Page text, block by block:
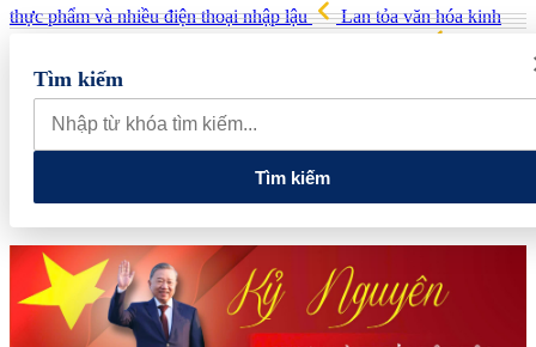
thực phẩm và nhiều điện thoại nhập lậu
Lan tỏa văn hóa kinh
các cửa hàng rau củ quả sạch tại Hà Nội
đến nâng cao năng lực vận hành và quản trị rủi ro của doanh nghiệp
Tổng Bí thư, Chủ tịch nước: Hạ tầng phải được chuẩn bị cho
nền kinh tế tương lai
Tìm kiếm
Tìm kiếm